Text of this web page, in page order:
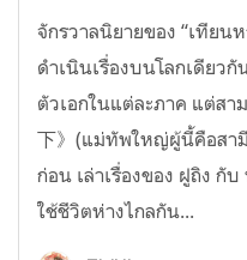
จักรวาลนิยายของ “เทียน
ดำเนินเรื่องบนโลกเดียว
ตัวเอกในแต่ละภาค แต่สา
下》(แม่ทัพใหญ่ผู้นี้คือสามี
ก่อน เล่าเรื่องของ ฝูถิง กั
ใช้ชีวิตห่างไกลกัน...